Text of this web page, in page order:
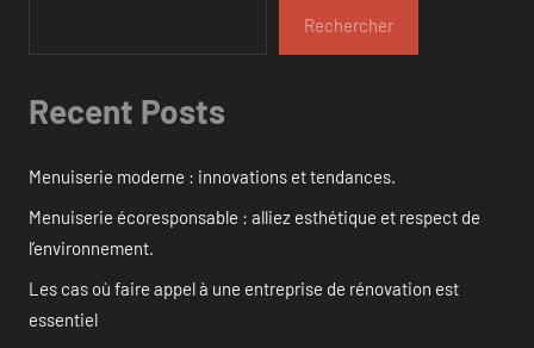
Rechercher
Recent Posts
Menuiserie moderne : innovations et tendances.
Menuiserie écoresponsable : alliez esthétique et respect de
l’environnement.
Les cas où faire appel à une entreprise de rénovation est
essentiel